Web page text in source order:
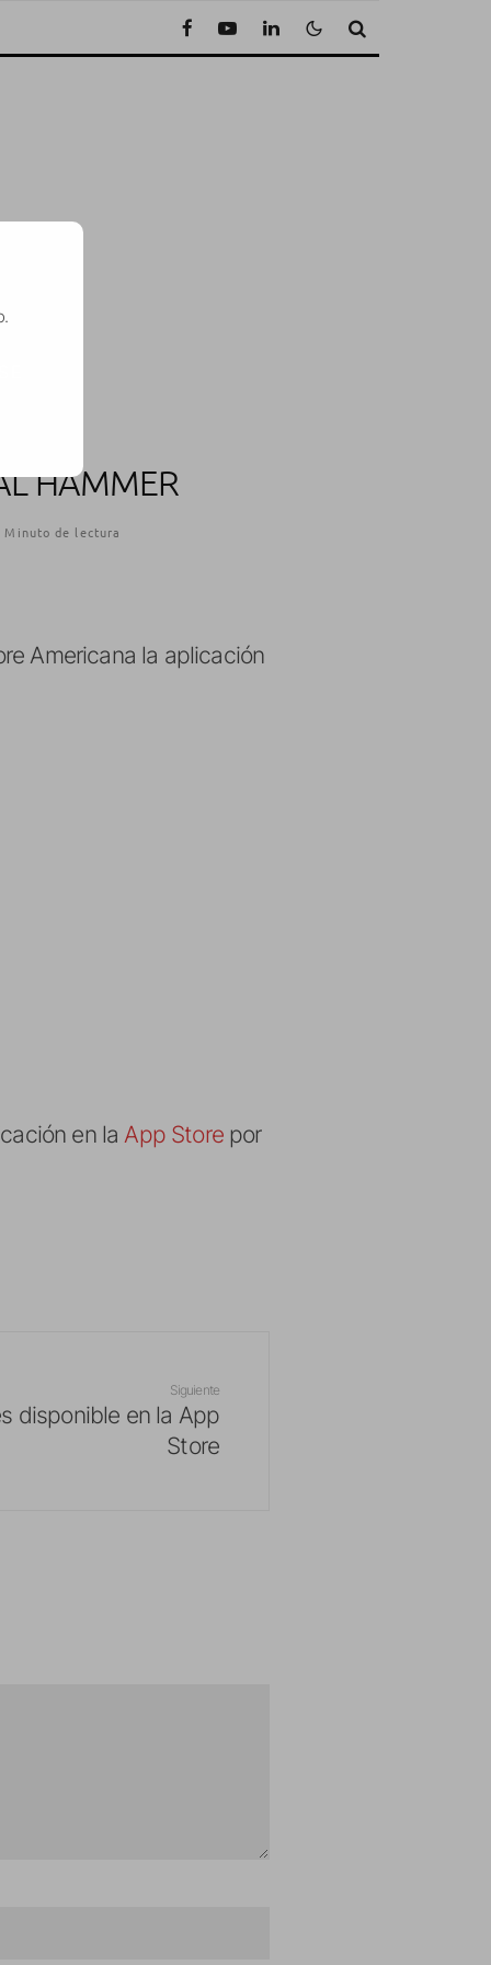
HAMMER
Minuto de lectura
Americana la aplicación
en laApp Storepor
Siguiente
disponible en la App
Store